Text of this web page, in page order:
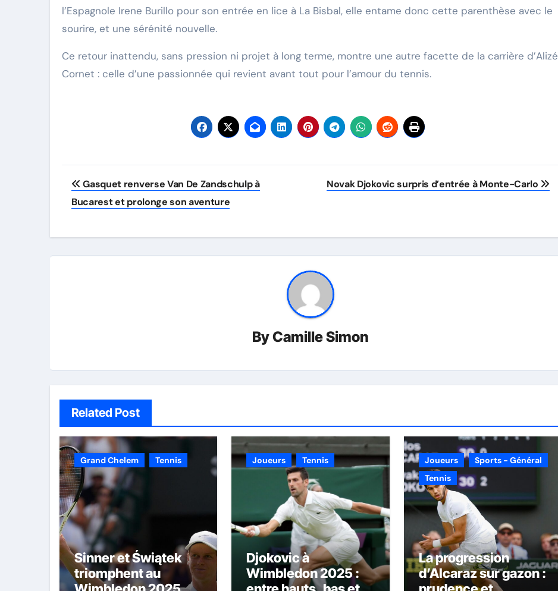
l’Espagnole Irene Burillo pour son entrée en lice à La Bisbal, elle entame donc cette parenthèse avec le
sourire, et une sérénité nouvelle.
Ce retour inattendu, sans pression ni projet à long terme, montre une autre facette de la carrière d’Alizé
Cornet : celle d’une passionnée qui revient avant tout pour l’amour du tennis.
Post
navigation
Gasquet renverse Van De Zandschulp à
Bucarest et prolonge son aventure
Novak Djokovic surpris d’entrée à Monte-Carlo
ByCamille Simon
Related Post
Grand Chelem Tennis
Sinner et Świątek
triomphent au
Joueurs Tennis
Djokovic à
Wimbledon 2025 :
Joueurs
Sports - Général
Tennis
La progression
d’Alcaraz sur gazon :